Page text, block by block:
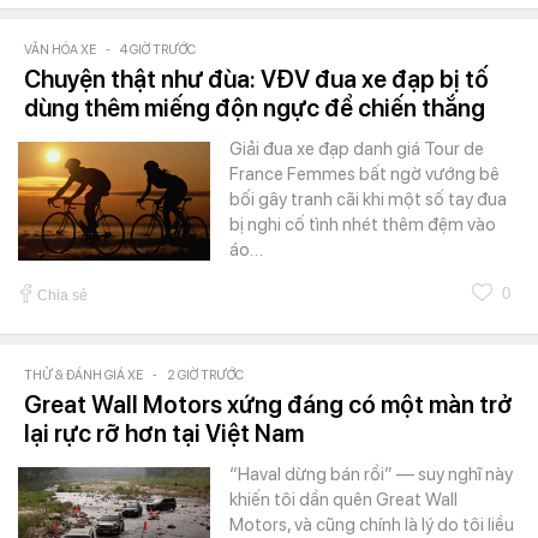
VĂN HÓA XE - 4 GIỜ TRƯỚC
Chuyện thật như đùa: VĐV đua xe đạp bị tố
dùng thêm miếng độn ngực để chiến thắng
Giải đua xe đạp danh giá Tour de
France Femmes bất ngờ vướng bê
bối gây tranh cãi khi một số tay đua
bị nghi cố tình nhét thêm đệm vào
áo…
Chia sẻ 0
THỬ & ĐÁNH GIÁ XE - 2 GIỜ TRƯỚC
Great Wall Motors xứng đáng có một màn trở
lại rực rỡ hơn tại Việt Nam
“Haval dừng bán rồi” — suy nghĩ này
khiến tôi dần quên Great Wall
Motors, và cũng chính là lý do tôi liều